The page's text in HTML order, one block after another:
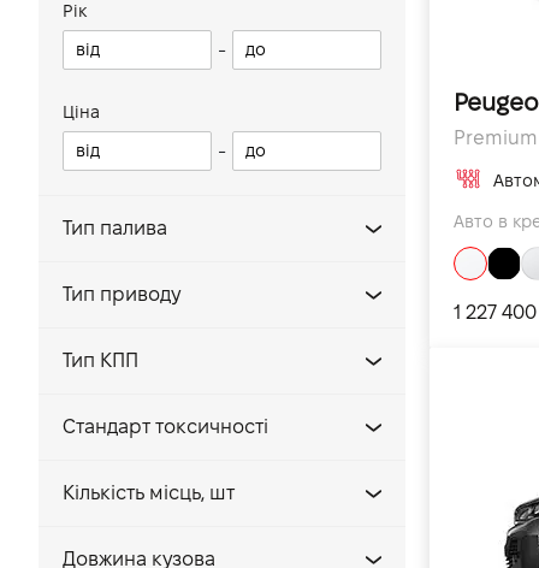
Expert Fourgon
Boxer chassis cab
Boxer Fourgon
Рік
-
Ціна
-
Тип палива
Тип приводу
Тип КПП
Cтандарт токсичності
Кiлькiсть мiсць, шт
Довжина кузова
Premium
Авто в
1 227